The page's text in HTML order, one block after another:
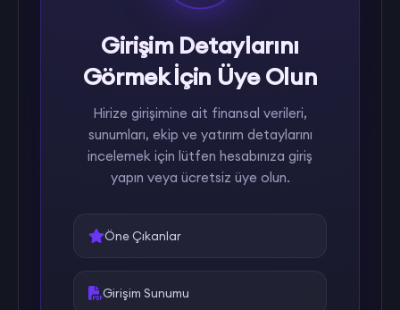
Girişim Detaylarını
Görmek İçin Üye Olun
Hirize girişimine ait finansal verileri,
sunumları, ekip ve yatırım detaylarını
incelemek için lütfen hesabınıza giriş
yapın veya ücretsiz üye olun.
Öne Çıkanlar
Girişim Sunumu